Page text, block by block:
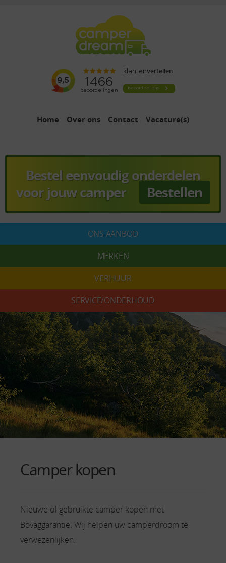
Home Over ons Contact Vacature(s)
Bestel eenvoudig onderdelen
voor jouw camper
Bestellen
ONS AANBOD
MERKEN
VERHUUR
SERVICE/ONDERHOUD
Camper kopen
Nieuwe of gebruikte camper kopen met
Bovaggarantie. Wij helpen uw camperdroom te
verwezenlijken.